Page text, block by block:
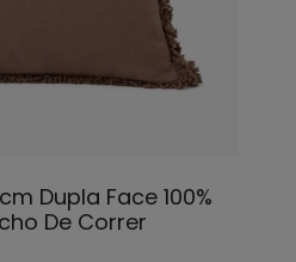
Dupla Face 100%
De Correr